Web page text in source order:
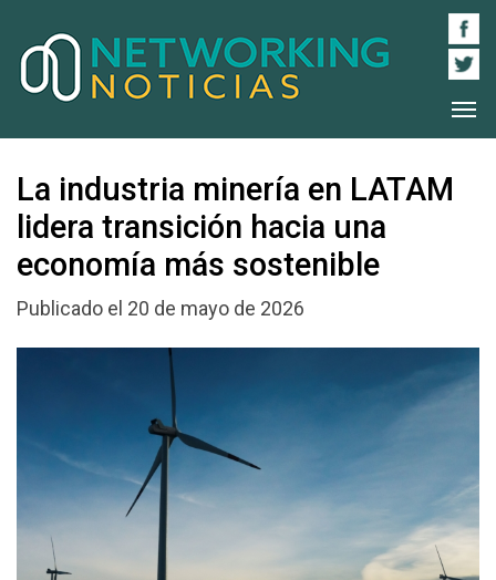
La industria minería en LATAM
lidera transición hacia una
economía más sostenible
Publicado el 20 de mayo de 2026